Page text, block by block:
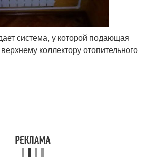
система, у которой подающая
коллектору отопительного